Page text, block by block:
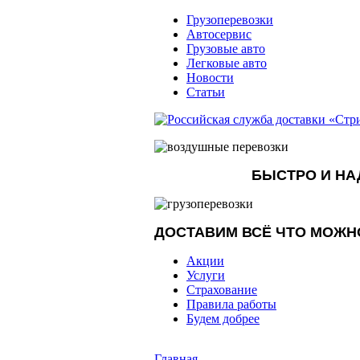
Грузоперевозки
Автосервис
Грузовые авто
Легковые авто
Новости
Статьи
БЫСТРО И
ДОСТАВИМ ВСЁ ЧТО
Акции
Услуги
Страхование
Правила работы
Будем добрее